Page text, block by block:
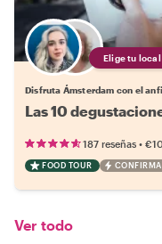
Elige tu
Disfruta Ámsterdam con el
Las 10
187 reseñas •
FOOD TOUR
Ver todo